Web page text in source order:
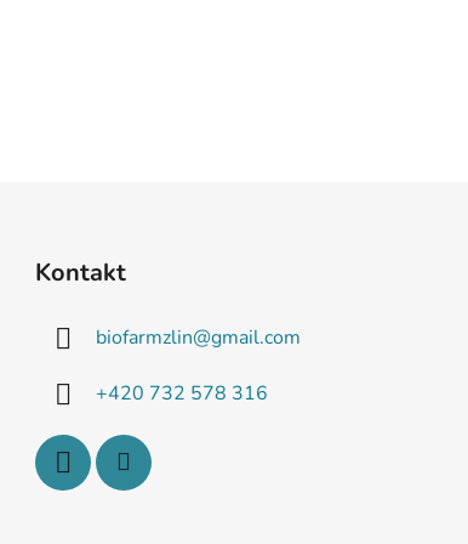
Kontakt
biofarmzlin@gmail.com
+420 732 578 316